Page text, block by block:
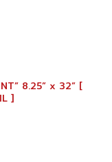
8.25” x 32” [
]